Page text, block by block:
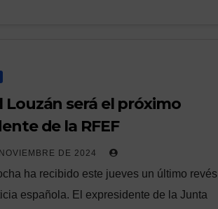
Louzán será el próximo
de la RFEF
DE 2024
ha recibido este jueves un último revés
española. El expresidente de la Junta